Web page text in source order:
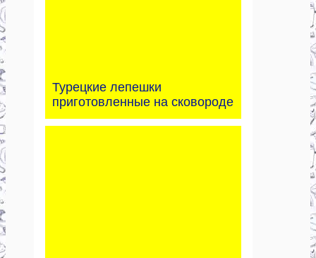
Турецкие лепешки
приготовленные на сковороде